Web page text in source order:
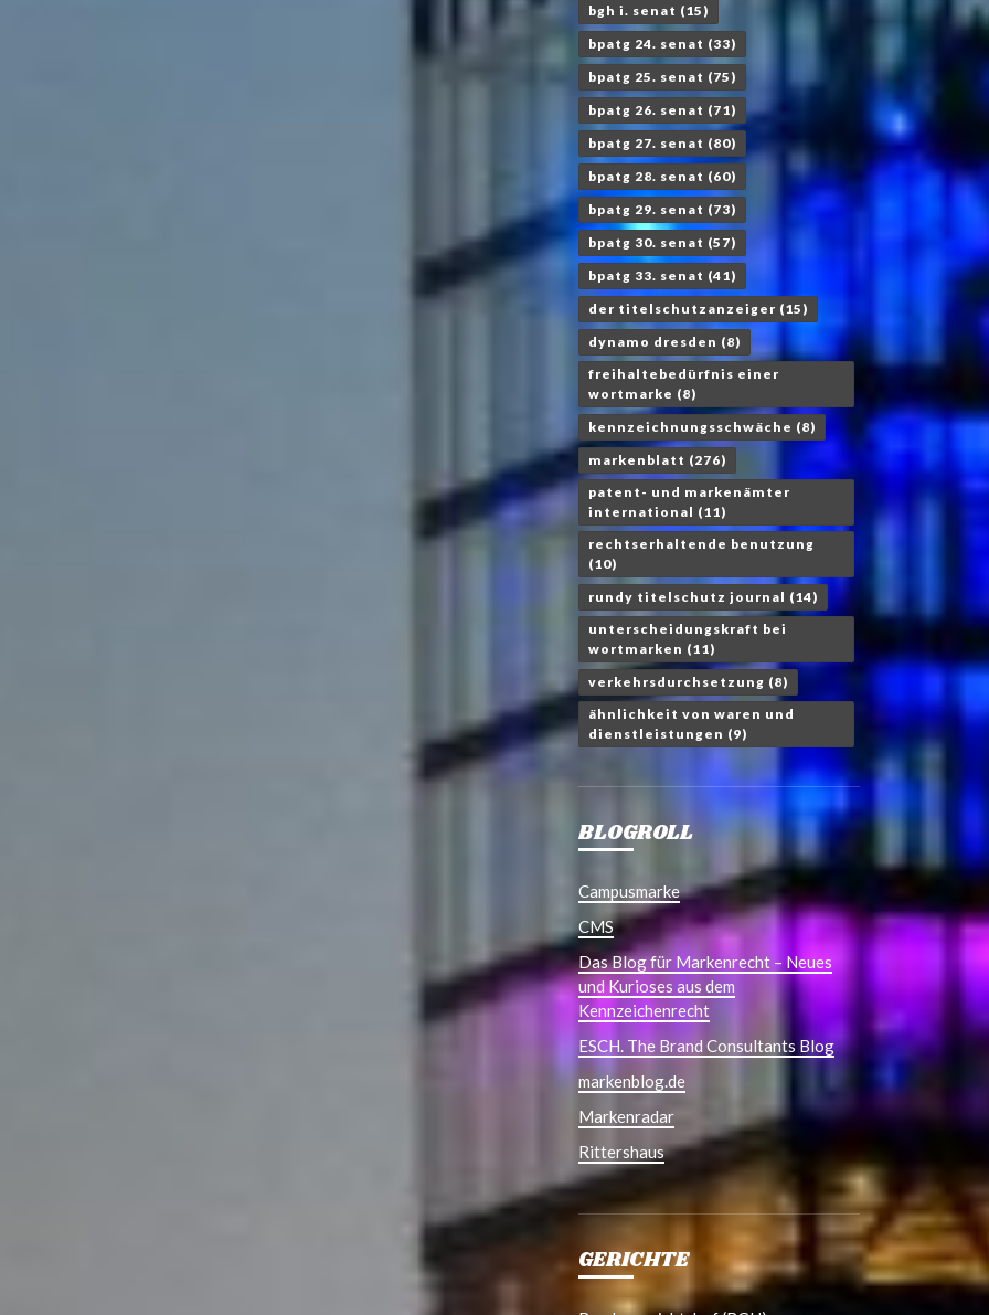
bgh i. senat (15)
bpatg 24. senat (33)
bpatg 25. senat (75)
bpatg 26. senat (71)
bpatg 27. senat (80)
bpatg 28. senat (60)
bpatg 29. senat (73)
bpatg 30. senat (57)
bpatg 33. senat (41)
der titelschutzanzeiger (15)
dynamo dresden (8)
freihaltebedürfnis einer
wortmarke (8)
kennzeichnungsschwäche (8)
markenblatt (276)
patent- und markenämter
international (11)
rechtserhaltende benutzung
(10)
rundy titelschutz journal (14)
unterscheidungskraft bei
wortmarken (11)
verkehrsdurchsetzung (8)
ähnlichkeit von waren und
dienstleistungen (9)
BLOGROLL
Campusmarke
CMS
Das Blog für Markenrecht – Neues
und Kurioses aus dem
Kennzeichenrecht
ESCH. The Brand Consultants Blog
markenblog.de
Markenradar
Rittershaus
GERICHTE